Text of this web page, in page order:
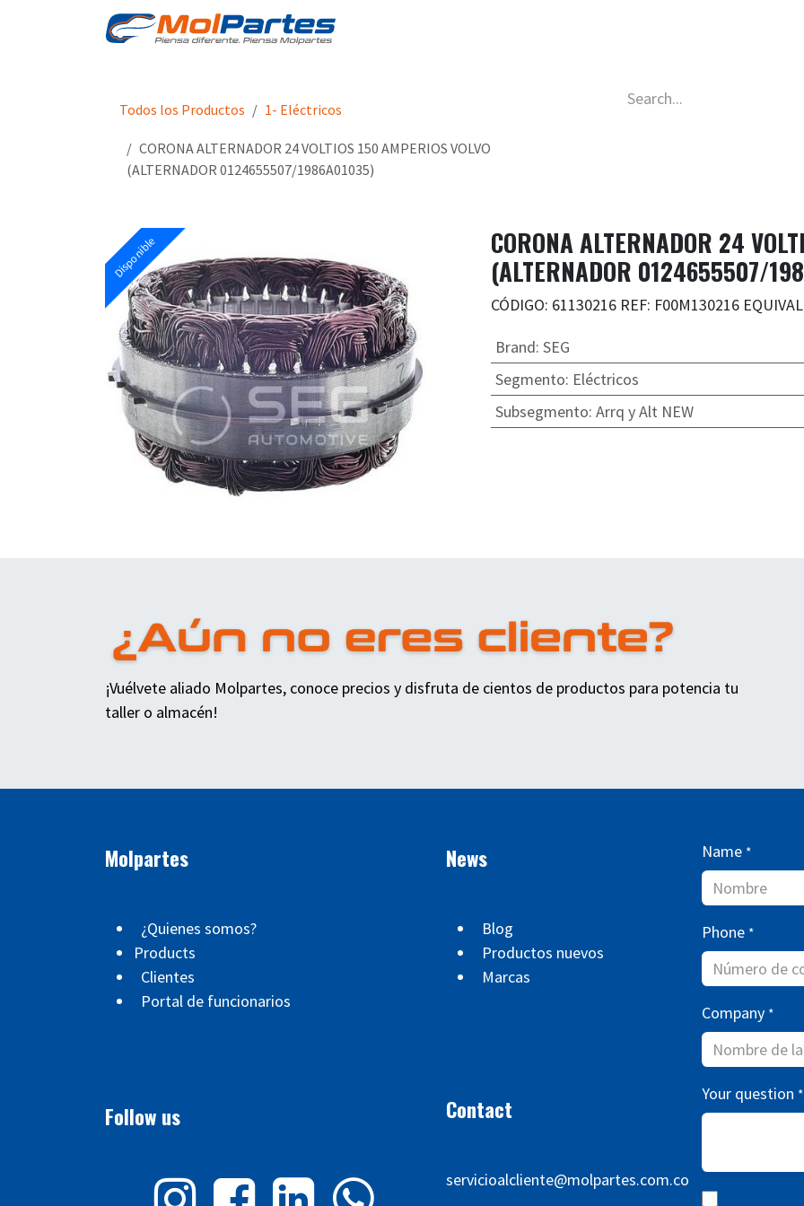
Todos los Productos 1- Eléctricos
CORONA ALTERNADOR 24 VOLTIOS 150 AMPERIOS VOLVO
(ALTERNADOR 0124655507/1986A01035)
Disponible
CORONA ALTERNADOR 24
(ALTERNADOR 0124655507/
CÓDIGO: 61130216 REF: F00M130216
Brand: SEG
Segmento: Eléctricos
Subsegmento: Arrq y Alt NEW
¡Vuélvete aliado Molpartes, conoce precios y disfruta de cientos de productos para potencia tu
taller o almacén!
Molpartes
¿Quienes somos?
Products
Clientes
Portal de funcionarios
Follow us
News
Blog
Productos nuevos
Marcas
Contact
servicioalcliente@molpartes.com.co
Name *
Phone *
Company *
Your question *